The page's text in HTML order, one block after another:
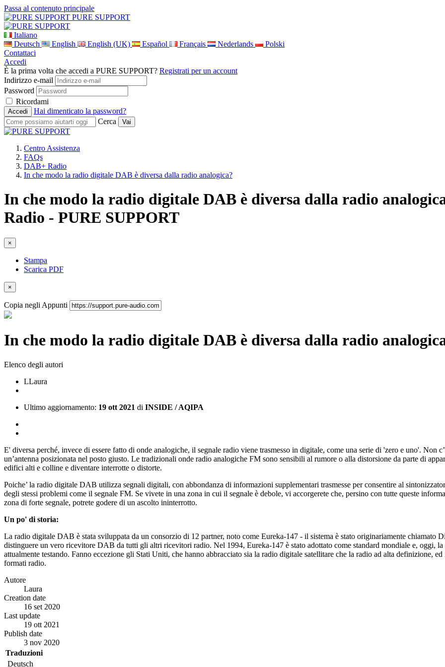
Passa al contenuto principale
PURE SUPPORT
Italiano
Deutsch
English English (UK) Español Français Nederlands
Polski
Contattaci
Accedi
È la prima volta che accedi a PURE SUPPORT? Registrati per un account
Indirizzo e-mail
Password
Ricordami
Hai dimenticato la password?
Cerca
Centro Assistenza
FAQs
DAB+ Radio
In che modo la radio digitale DAB è diversa dalla radio analogica?
In che modo la radio digitale DAB è diversa dalla radio
Radio - PURE SUPPORT
×
Stampa
Scarica PDF
×
Copia negli Appunti
In che modo la radio digitale DAB è diversa dalla radio
Elenco degli autori
LLaura
Ultimo aggiornamento: 19 ott 2021 di INSIDE / AQIPA
E' diversa perché, invece di essere fatto di onde analogiche, il segnale radio viene trasmesso in digitale, come una serie di 'zero e uno'. Non
un’antenna posizionata nel posto giusto. Le tradizionali onde radio analogiche FM sono sensibili al rumore o alla distorsione da parte di
edifici alti e colline e diventare interrotte o distorte.
Poiche’ la radio digitale DAB utilizza segnali digitali, con abbondanza di informazioni supplementari trasmesse per consentire al
degli stessi problemi come il segnale FM. Se vivete in una zona in cui il segnale è debole, vi accorgerete che, persino con tutte queste
zona di forte segnale, potrete godere di un ascolto ininterrotto.
Un po' di storia:
La radio digitale DAB è stata sviluppata da un consorzio di 12 partner, noto come Eureka-147 - il sistema è stato originariamente
distinguere un vero ricevitore DAB da tutti gli altri ricevitori radio. Nel 1994, Eureka-147 è stato adottato come standard mondiale e, oggi,
attualmente testando. Fanno eccezione gli Stati Uniti, che hanno abbracciato sia la radio digitale satellitare che la radio ad alta definizione,
formati radio.
Autore
Laura
Creation date
16 set 2020
Last update
19 ott 2021
Publish date
3 nov 2020
Traduzioni
Deutsch